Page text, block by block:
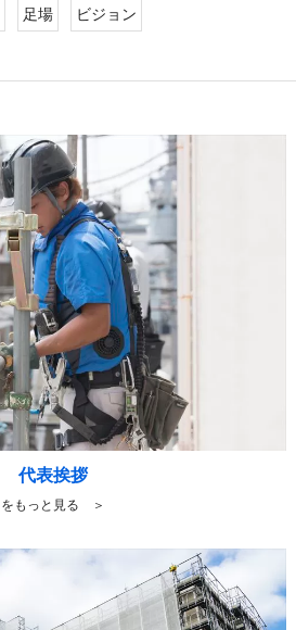
足場 ビジョン
代表挨拶
をもっと見る ＞